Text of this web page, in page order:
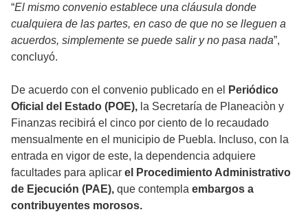
“El mismo convenio establece una cláusula donde
cualquiera de las partes, en caso de que no se lleguen a
acuerdos, simplemente se puede salir y no pasa nada”,
concluyó.
De acuerdo con el convenio publicado en el
Periódico
Oficial del Estado (POE), la Secretaría de Planeaciòn y
Finanzas recibirá el cinco por ciento de lo recaudado
mensualmente en el municipio de Puebla. Incluso, con la
entrada en vigor de este, la dependencia adquiere
facultades para aplicar el Procedimiento Administrativo
de Ejecución (PAE), que contempla embargos a
contribuyentes morosos.